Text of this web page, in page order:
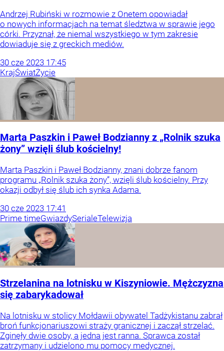
Andrzej Rubiński w rozmowie z Onetem opowiadał
o nowych informacjach na temat śledztwa w sprawie jego
córki. Przyznał, że niemal wszystkiego w tym zakresie
dowiaduje się z greckich mediów.
30 cze 2023 17:45
KrajŚwiatŻycie
Marta Paszkin i Paweł Bodzianny z „Rolnik szuka
żony” wzięli ślub kościelny!
Marta Paszkin i Paweł Bodzianny, znani dobrze fanom
programu „Rolnik szuka żony”, wzięli ślub kościelny. Przy
okazji odbył się ślub ich synka Adama.
30 cze 2023 17:41
Prime timeGwiazdySerialeTelewizja
Strzelanina na lotnisku w Kiszyniowie. Mężczyzna
się zabarykadował
Na lotnisku w stolicy Mołdawii obywatel Tadżykistanu zabrał
broń funkcjonariuszowi straży granicznej i zaczął strzelać.
Zginęły dwie osoby, a jedna jest ranna. Sprawca został
zatrzymany i udzielono mu pomocy medycznej.